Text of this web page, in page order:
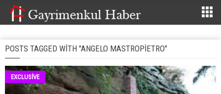
POSTS TAGGED WITH "ANGELO MASTROPIETRO"
EXCLUSİVE